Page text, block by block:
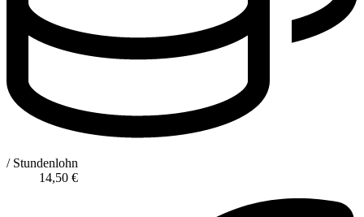
/ Stundenlohn
14,50 €